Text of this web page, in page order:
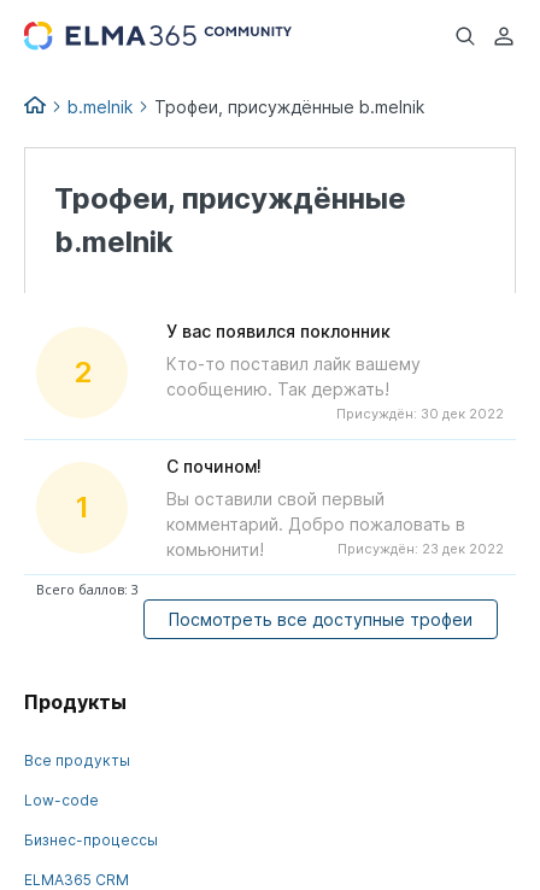
...
b.melnik Трофеи, присуждённые b.melnik
Трофеи, присуждённые
b.melnik
2
У вас появился поклонник
Кто-то поставил лайк вашему
сообщению. Так держать!
Присуждён: 30 дек 2022
1
С почином!
Вы оставили свой первый
комментарий. Добро пожаловать в
комьюнити!
Присуждён: 23 дек 2022
Всего баллов: 3
Посмотреть все доступные трофеи
Продукты
Все продукты
Low-code
Бизнес-процессы
ELMA365 CRM